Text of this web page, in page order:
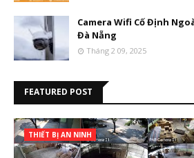
Camera Wifi Cố Định
Đà Nẵng
Tháng 2 09, 2025
FEATURED POST
THIẾT BỊ AN NINH